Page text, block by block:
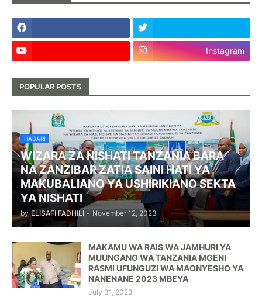
Instagram
POPULAR POSTS
HABARI
WIZARA ZA NISHATI TANZANIA BARA
NA ZANZIBAR ZATIA SAINI HATI YA
MAKUBALIANO YA USHIRIKIANO SEKTA
YA NISHATI
by ELISAFI FADHILI - November 12, 2023
MAKAMU WA RAIS WA JAMHURI YA
MUUNGANO WA TANZANIA MGENI
RASMI UFUNGUZI WA MAONYESHO YA
NANENANE 2023 MBEYA
July 31, 2023